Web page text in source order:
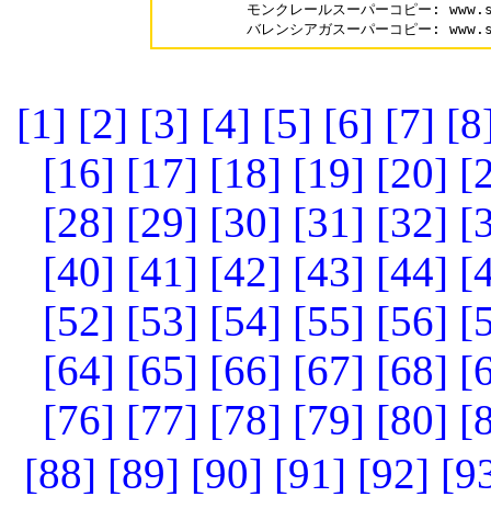
モンクレールスーパーコピー:
[1] [2] [3] [4] [5] [6] [7]
[16] [17] [18] [19] [20]
[28] [29] [30] [31] [32]
[40] [41] [42] [43] [44]
[52] [53] [54] [55] [56]
[64] [65] [66] [67] [68]
[76] [77] [78] [79] [80]
[88] [89] [90] [91] [92]